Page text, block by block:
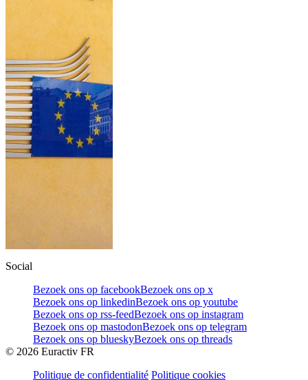
Social
Bezoek ons op facebookBezoek ons op x
Bezoek ons op linkedinBezoek ons op youtube
Bezoek ons op rss-feedBezoek ons op instagram
Bezoek ons op mastodonBezoek ons op telegram
Bezoek ons op blueskyBezoek ons op threads
© 2026 Euractiv FR
Politique de confidentialité Politique cookies